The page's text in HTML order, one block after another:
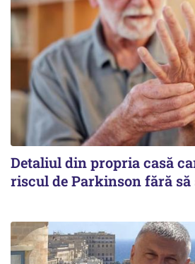
Detaliul din propria casă
riscul de Parkinson fără